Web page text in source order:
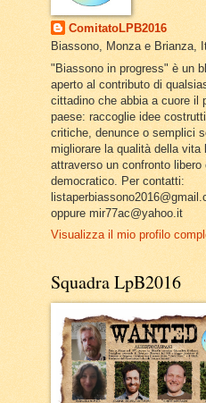
ComitatoLPB2016
Biassono, Monza e Brianza,
"Biassono in progress" è un
aperto al contributo di
cittadino che abbia a cuore il
paese: raccoglie idee
critiche, denunce o semplici
migliorare la qualità della vita
attraverso un confronto libero
democratico. Per contatti:
oppure mir77ac@yahoo.it
Visualizza il mio profilo
Squadra LpB2016